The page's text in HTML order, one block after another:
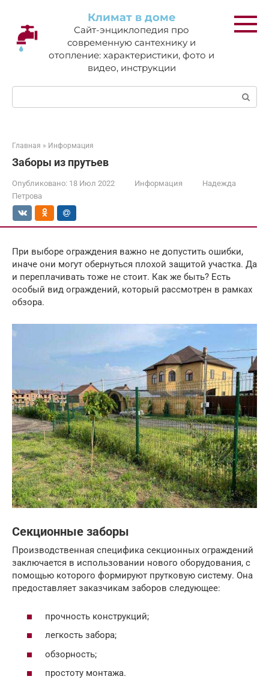
контенту
Климат в доме
Сайт-энциклопедия про
современную сантехнику и
отопление: характеристики, фото и
видео, инструкции
Поиск:
Главная » Информация
Заборы из прутьев
Опубликовано: 18 Июл 2022 Информация
Надежда
Петрова
При выборе ограждения важно не допустить ошибки,
иначе они могут обернуться плохой защитой участка. Да
и переплачивать тоже не стоит. Как же быть? Есть
особый вид ограждений, который рассмотрен в рамках
обзора.
Секционные заборы
Производственная специфика секционных ограждений
заключается в использовании нового оборудования, с
помощью которого формируют прутковую систему. Она
предоставляет заказчикам заборов следующее:
прочность конструкций;
легкость забора;
обзорность;
простоту монтажа.